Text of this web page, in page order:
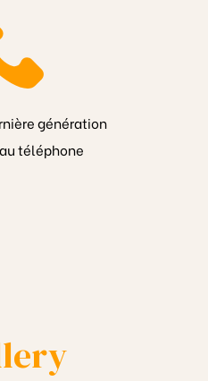
génération
téléphone